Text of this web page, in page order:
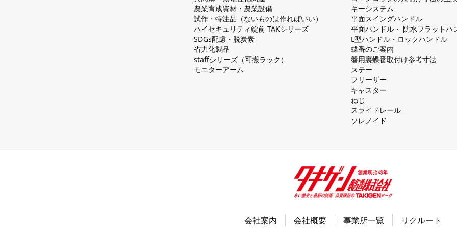
農業育成資材・農業設備
試作・特注品（ないものは作ればいい）
ハイセキュリティ錠前 TAKシリーズ
SDGs配慮・脱炭素
省力化製品
staffシリーズ（可搬ラック）
モニターアーム
キーシステム
平⾯スイングハンドル
平⾯ハンドル・ 防⽔フラットハ
L型ハンドル・ロックハンドル
蝶番のご案内
盤⽤裏蝶番取付け参考⼨法
ステー
フリーザー
キャスター
ねじ
スライドレール
ソレノイド
会社案内 会社概要 事業所一覧 リクルート